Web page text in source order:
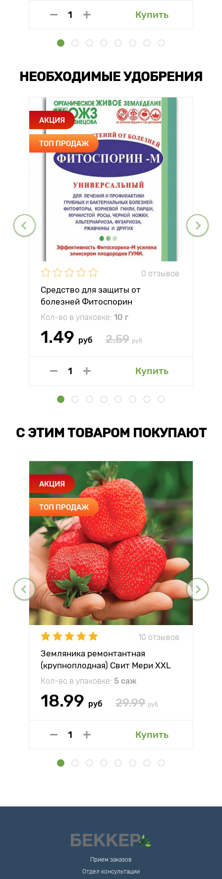
Купить
НЕОБХОДИМЫЕ УДОБРЕНИЯ
АКЦИЯ
ТОП ПРОДАЖ
0 отзывов
Средство для защиты от
болезней Фитоспорин
Кол-во в упаковке: 10 г
1.49 руб 2.59 руб
Купить
С ЭТИМ ТОВАРОМ ПОКУПАЮТ
АКЦИЯ
ТОП ПРОДАЖ
10 отзывов
Земляника ремонтантная
(крупноплодная) Свит Мери XXL
Кол-во в упаковке: 5 саж
18.99 руб 29.99 руб
Купить
Прием заказов
Отдел консультации